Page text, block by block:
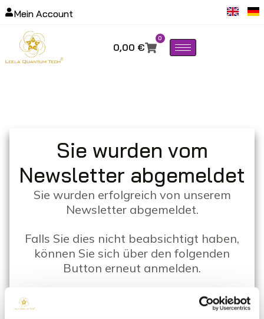
Mein Account
0,00 €
0
Sie wurden vom
Newsletter abgemeldet
Sie wurden erfolgreich von unserem
Newsletter abgemeldet.
Falls Sie dies nicht beabsichtigt haben,
können Sie sich über den folgenden
Button erneut anmelden.